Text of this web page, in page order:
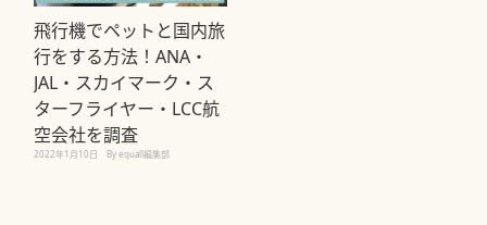
飛行機でペットと国内旅
行をする方法！ANA・
JAL・スカイマーク・ス
ターフライヤー・LCC航
空会社を調査
2022年1月10日 By equall編集部